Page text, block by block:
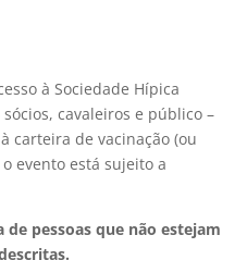
à Sociedade Hípica
cavaleiros e público –
carteira de vacinação (ou
evento está sujeito a
pessoas que não estejam